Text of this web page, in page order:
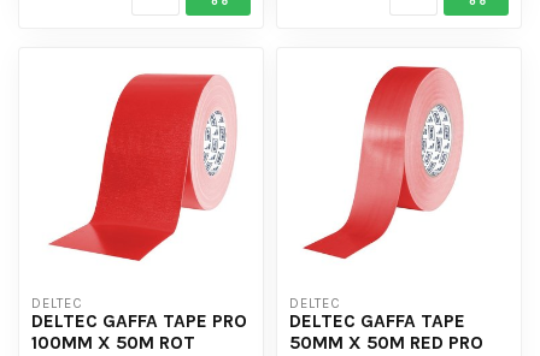
DELTEC
DELTEC GAFFA TAPE PRO
100MM X 50M ROT
DELTEC
DELTEC GAFFA TAPE
50MM X 50M RED PRO